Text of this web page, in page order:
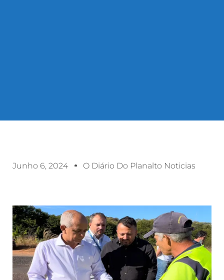
Junho 6, 2024 O Diário Do Planalto Noticias